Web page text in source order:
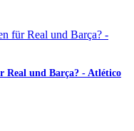
Real und Barça? - Atlético